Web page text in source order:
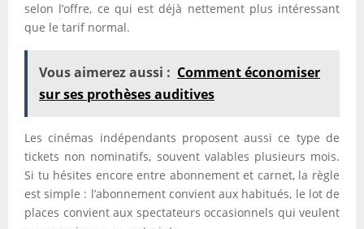
selon l’offre, ce qui est déjà nettement plus intéressant
que le tarif normal.
Vous aimerez aussi : Comment économiser
sur ses prothèses auditives
Les cinémas indépendants proposent aussi ce type de
tickets non nominatifs, souvent valables plusieurs mois.
Si tu hésites encore entre abonnement et carnet, la règle
est simple : l’abonnement convient aux habitués, le lot de
places convient aux spectateurs occasionnels qui veulent